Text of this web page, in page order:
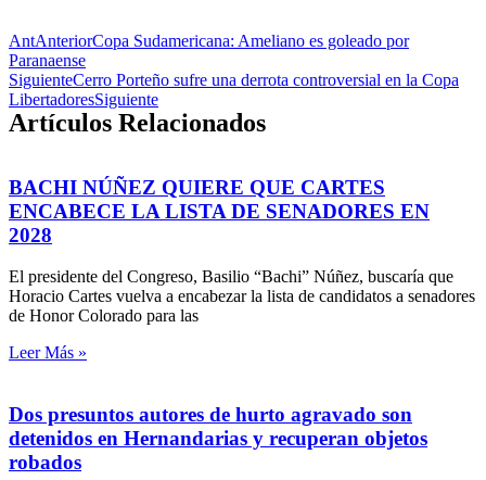
AntAnteriorCopa Sudamericana: Ameliano es goleado por
Paranaense
SiguienteCerro Porteño sufre una derrota controversial en la Copa
LibertadoresSiguiente
Artículos Relacionados
BACHI NÚÑEZ QUIERE QUE CARTES
ENCABECE LA LISTA DE SENADORES EN
2028
El presidente del Congreso, Basilio “Bachi” Núñez, buscaría que
Horacio Cartes vuelva a encabezar la lista de candidatos a senadores
de Honor Colorado para las
Leer Más »
Dos presuntos autores de hurto agravado son
detenidos en Hernandarias y recuperan objetos
robados